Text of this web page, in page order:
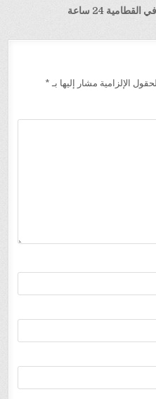
24 ساعة
الإلزامية مشار إليها بـ *